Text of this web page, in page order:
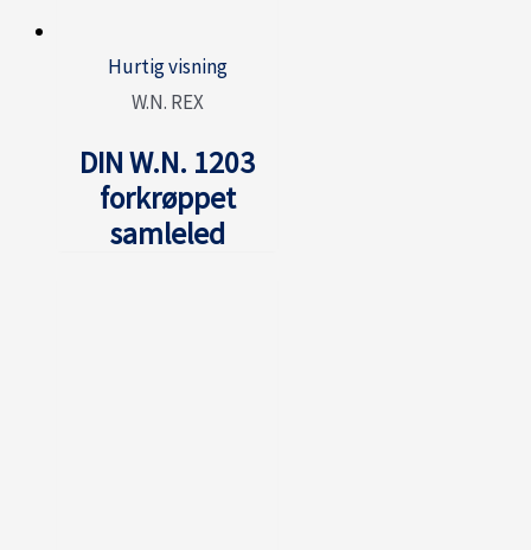
Hurtig visning
W.N. REX
DIN W.N. 1203
forkrøppet
samleled